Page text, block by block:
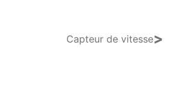
Capteur de vitesse>